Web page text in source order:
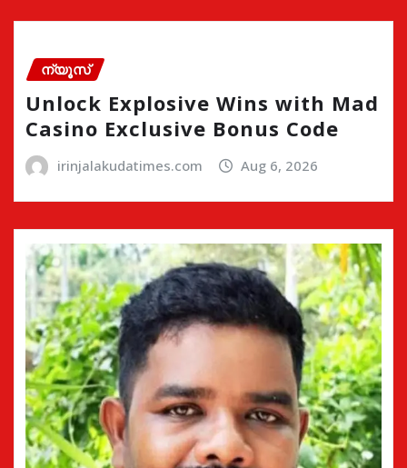
ന്യൂസ്
Unlock Explosive Wins with Mad
Casino Exclusive Bonus Code
irinjalakudatimes.com Aug 6, 2026